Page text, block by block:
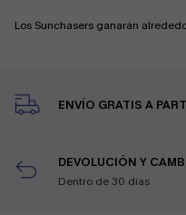
Los Sunchasers ganarán
ENVÍO GRATIS A
DEVOLUCIÓN Y
Dentro de 30 días